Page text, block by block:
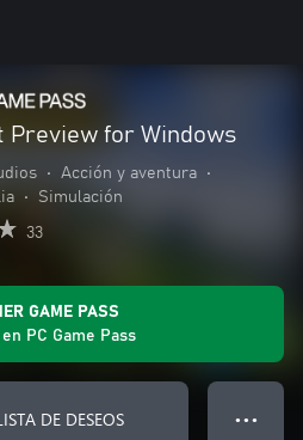
Preview for Windows
• Acción y aventura
•
• Simulación
33
GAME PASS
PC Game Pass
DE DESEOS ● ● ●